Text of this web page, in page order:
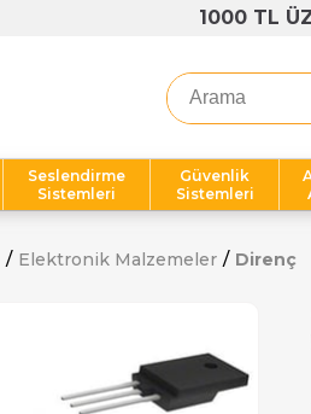
1000 TL
Seslendirme
Sistemleri
Güvenlik
Sistemleri
Elektronik Malzemeler Direnç